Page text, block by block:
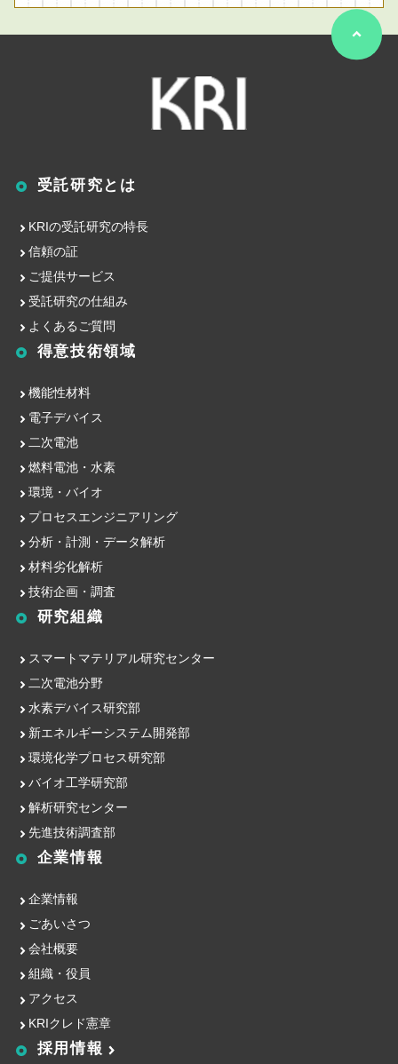
受託研究とは
KRIの受託研究の特長
信頼の証
ご提供サービス
受託研究の仕組み
よくあるご質問
得意技術領域
機能性材料
電子デバイス
二次電池
燃料電池・水素
環境・バイオ
プロセスエンジニアリング
分析・計測・データ解析
材料劣化解析
技術企画・調査
研究組織
スマートマテリアル研究センター
二次電池分野
水素デバイス研究部
新エネルギーシステム開発部
環境化学プロセス研究部
バイオ工学研究部
解析研究センター
先進技術調査部
企業情報
企業情報
ごあいさつ
会社概要
組織・役員
アクセス
KRIクレド憲章
採用情報